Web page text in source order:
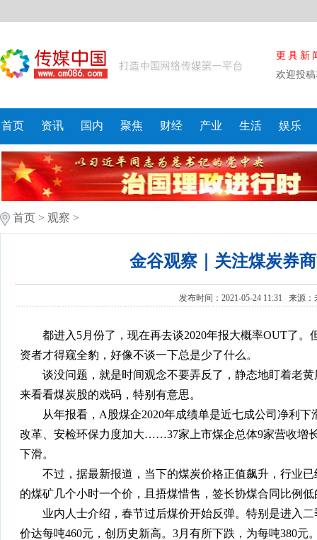
更具新
欢迎投
首页 资讯 国内 聚焦 财经 产业 生活 娱乐
首页 > 观察 >
金谷观察｜关注煤炭券
发布时间：2021-05-24 11:31 来源：
都进入5月份了，现在再去谈2020年报大概率OUT了。
资者才得窥全豹，好像不谈一下总是少了什么。
谈没问题，就是时间观念不要弄反了，静态地盯着老黄
来看看煤炭股的戏码，特别有意思。
从年报看，A股煤企2020年成绩单是近七成公司净利下
改革、安检环保力度加大……37家上市煤企总体9家营收增
下滑。
不过，据最新报道，当下的煤炭价格正值飙升，行业已
的煤矿几个小时一个价，且捂煤惜售，签长协煤合同比例
业内人士介绍，春节过后煤价开始反弹。特别是进入二
价达每吨460元，创历史新高。3月有所下跌，为每吨380元